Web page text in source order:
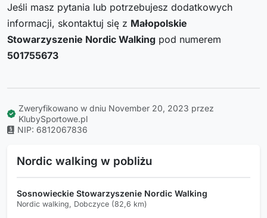
Jeśli masz pytania lub potrzebujesz dodatkowych
informacji, skontaktuj się z Małopolskie
Stowarzyszenie Nordic Walking pod numerem
501755673
Zweryfikowano w dniu November 20, 2023 przez
KlubySportowe.pl
NIP: 6812067836
Nordic walking w pobliżu
Sosnowieckie Stowarzyszenie Nordic Walking
Nordic walking, Dobczyce (82,6 km)